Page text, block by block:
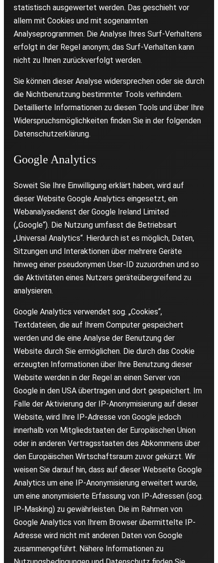
statistisch ausgewertet werden. Das geschieht vor
allem mit Cookies und mit sogenannten
Analyseprogrammen. Die Analyse Ihres Surf-Verhaltens
erfolgt in der Regel anonym; das Surf-Verhalten kann
nicht zu Ihnen zurückverfolgt werden.
Sie können dieser Analyse widersprechen oder sie durch
die Nichtbenutzung bestimmter Tools verhindern.
Detaillierte Informationen zu diesen Tools und über Ihre
Widerspruchsmöglichkeiten finden Sie in der folgenden
Datenschutzerklärung.
Google Analytics
Soweit Sie Ihre Einwilligung erklärt haben, wird auf
dieser Website Google Analytics eingesetzt, ein
Webanalysedienst der Google Ireland Limited
(„Google“). Die Nutzung umfasst die Betriebsart
„Universal Analytics“. Hierdurch ist es möglich, Daten,
Sitzungen und Interaktionen über mehrere Geräte
hinweg einer pseudonymen User-ID zuzuordnen und so
die Aktivitäten eines Nutzers geräteübergreifend zu
analysieren.
Google Analytics verwendet sog. „Cookies“,
Textdateien, die auf Ihrem Computer gespeichert
werden und die eine Analyse der Benutzung der
Website durch Sie ermöglichen. Die durch das Cookie
erzeugten Informationen über Ihre Benutzung dieser
Website werden in der Regel an einen Server von
Google in den USA übertragen und dort gespeichert. Im
Falle der Aktivierung der IP-Anonymisierung auf dieser
Website, wird Ihre IP-Adresse von Google jedoch
innerhalb von Mitgliedstaaten der Europäischen Union
oder in anderen Vertragsstaaten des Abkommens über
den Europäischen Wirtschaftsraum zuvor gekürzt. Wir
weisen Sie darauf hin, dass auf dieser Webseite Google
Analytics um eine IP-Anonymisierung erweitert wurde,
um eine anonymisierte Erfassung von IP-Adressen (sog.
IP-Masking) zu gewährleisten. Die im Rahmen von
Google Analytics von Ihrem Browser übermittelte IP-
Adresse wird nicht mit anderen Daten von Google
zusammengeführt. Nähere Informationen zu